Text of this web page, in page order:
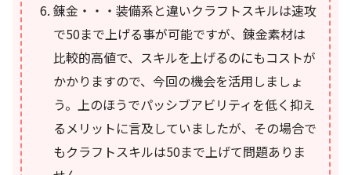
錬金・・・装備系と違いクラフトスキルは速攻
で50まで上げる事が可能ですが、錬金素材は
比較的高値で、スキルを上げるのにもコストが
かかりますので、今回の機会を活用しましょ
う。上のほうでパッシブアビリティを低く抑え
るメリットに言及していましたが、その場合で
もクラフトスキルは50まで上げて問題ありま